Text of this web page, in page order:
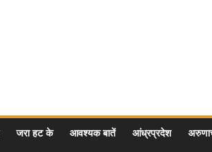
जरा हट के आवश्यक बातें आंध्रप्रदेश